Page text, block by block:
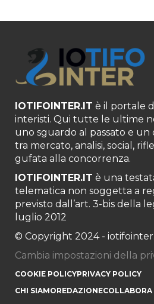
IOTIFOINTER.IT è il portale
interisti. Qui tutte le ultime
uno sguardo al passato e un
tra mercato, analisi, social,
gufata alla concorrenza.
IOTIFOINTER.IT è una
telematica non soggetta a
previsto dall’art. 3-bis della
luglio 2012
© Copyright 2024 -
Cambia impostazioni della
COOKIE POLICYPRIVACY POLICY
CHI SIAMOREDAZIONECOLLABORA